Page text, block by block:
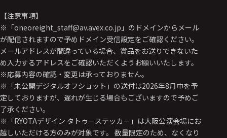
【注意事項】
※「oneoreight_staff@av.avex.co.jp」のドメインからメール
が配信されますので予めドメイン受信設定をご確認ください。
メールアドレスが間違っている場合、賞品をお送りできないた
め入力するアドレスをご確認いただくようお願いいたします。
※応募内容の確認・変更は承っておりません。
※「未公開デジタルオフショット」の送付は2026年8月中を予
定しておりますが、遅れが生じる場合もございますので予めご
了承ください。
※「RYOTAデザイン タトゥーステッカー」は大阪公演会場にお
越しいただける方のみが対象です。 数量限定のため、なくなり